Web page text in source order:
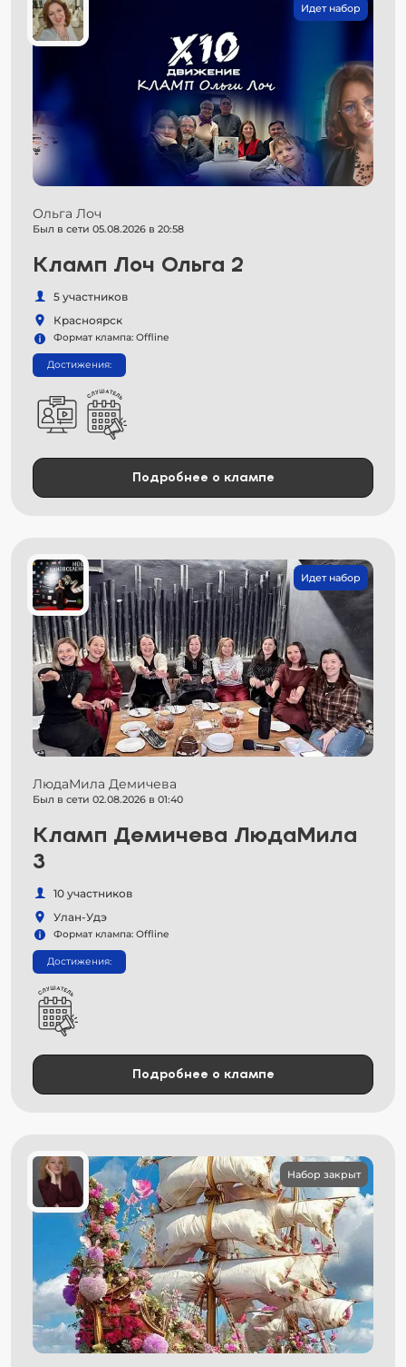
Идет набор
Ольга Лоч
Был в сети 05.08.2026 в 20:58
Кламп Лоч Ольга 2
5 участников
Красноярск
Формат клампа: Offline
Достижения:
Подробнее о клампе
Идет набор
ЛюдаМила Демичева
Был в сети 02.08.2026 в 01:40
Кламп Демичева ЛюдаМила
3
10 участников
Улан-Удэ
Формат клампа: Offline
Достижения:
Подробнее о клампе
Набор закрыт